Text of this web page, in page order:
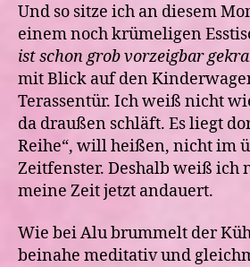
Und so sitze ich an diesem
einem noch krümeligen
ist schon grob vorzeigbar
mit Blick auf den
Terassentür. Ich weiß nicht
da draußen schläft. Es liegt
Reihe“, will heißen, nicht im
Zeitfenster. Deshalb weiß ich
meine Zeit jetzt andauert.
Wie bei Alu brummelt der
beinahe meditativ und